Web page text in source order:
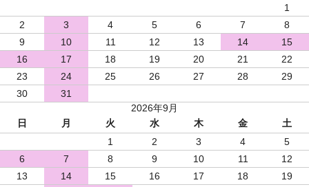
1
2
3 4 5 6 7
8
9
10 11 12 13 14
15
16
17 18 19 20 21
22
23
24 25 26 27 28
29
30
31
2026年9月
日
月 火 水 木 金
土
1
2 3 4
5
6
7 8 9 10 11
12
13
14 15 16 17 18
19